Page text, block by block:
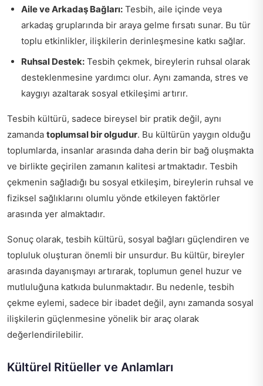
Aile ve Arkadaş Bağları: Tesbih, aile içinde veya
arkadaş gruplarında bir araya gelme fırsatı sunar. Bu tür
toplu etkinlikler, ilişkilerin derinleşmesine katkı sağlar.
Ruhsal Destek: Tesbih çekmek, bireylerin ruhsal olarak
desteklenmesine yardımcı olur. Aynı zamanda, stres ve
kaygıyı azaltarak sosyal etkileşimi artırır.
Tesbih kültürü, sadece bireysel bir pratik değil, aynı
zamanda toplumsal bir olgudur. Bu kültürün yaygın olduğu
toplumlarda, insanlar arasında daha derin bir bağ oluşmakta
ve birlikte geçirilen zamanın kalitesi artmaktadır. Tesbih
çekmenin sağladığı bu sosyal etkileşim, bireylerin ruhsal ve
fiziksel sağlıklarını olumlu yönde etkileyen faktörler
arasında yer almaktadır.
Sonuç olarak, tesbih kültürü, sosyal bağları güçlendiren ve
topluluk oluşturan önemli bir unsurdur. Bu kültür, bireyler
arasında dayanışmayı artırarak, toplumun genel huzur ve
mutluluğuna katkıda bulunmaktadır. Bu nedenle, tesbih
çekme eylemi, sadece bir ibadet değil, aynı zamanda sosyal
ilişkilerin güçlenmesine yönelik bir araç olarak
değerlendirilebilir.
Kültürel Ritüeller ve Anlamları